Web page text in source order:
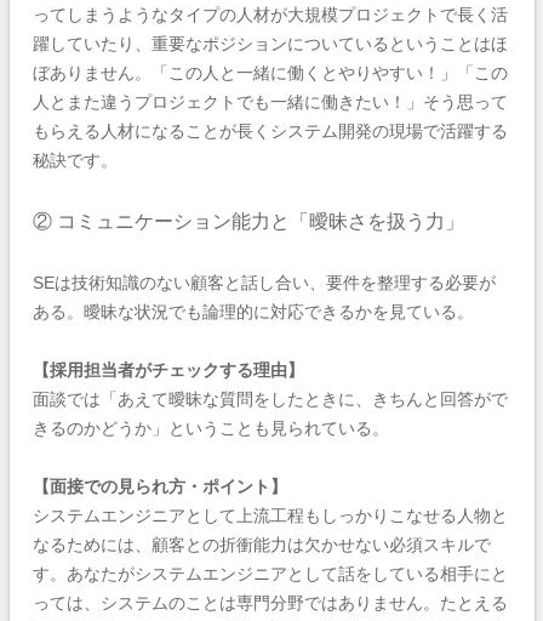
ってしまうようなタイプの人材が大規模プロジェクトで長く活
躍していたり、重要なポジションについているということはほ
ぼありません。「この人と一緒に働くとやりやすい！」「この
人とまた違うプロジェクトでも一緒に働きたい！」そう思って
もらえる人材になることが長くシステム開発の現場で活躍する
秘訣です。
② コミュニケーション能力と「曖昧さを扱う力」
SEは技術知識のない顧客と話し合い、要件を整理する必要が
ある。曖昧な状況でも論理的に対応できるかを見ている。
【採用担当者がチェックする理由】
面談では「あえて曖昧な質問をしたときに、きちんと回答がで
きるのかどうか」ということも見られている。
【面接での見られ方・ポイント】
システムエンジニアとして上流工程もしっかりこなせる人物と
なるためには、顧客との折衝能力は欠かせない必須スキルで
す。あなたがシステムエンジニアとして話をしている相手にと
っては、システムのことは専門分野ではありません。たとえる